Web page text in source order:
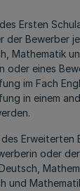
Ersten
der Bewerber
Mathematik
oder eines
im Fach
in einem
Erweiterten
oder
und